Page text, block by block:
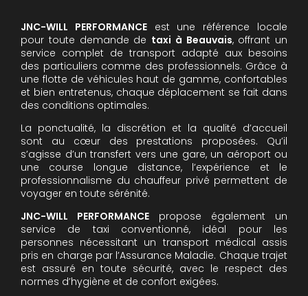
JNC-WILL PERFORMANCEest une référence locale
pour toute demande de taxi à Beauvais, offrant un
service complet de transport adapté aux besoins
des particuliers comme des professionnels. Grâce à
une flotte de véhicules haut de gamme, confortables
et bien entretenus, chaque déplacement se fait dans
des conditions optimales.
La ponctualité, la discrétion et la qualité d’accueil
sont au cœur des prestations proposées. Qu’il
s’agisse d’un transfert vers une gare, un aéroport ou
une course longue distance, l’expérience et le
professionnalisme du chauffeur privé permettent de
voyager en toute sérénité.
JNC-WILL PERFORMANCE propose également un
service de taxi conventionné, idéal pour les
personnes nécessitant un transport médical assis
pris en charge par l’Assurance Maladie. Chaque trajet
est assuré en toute sécurité, avec le respect des
normes d’hygiène et de confort exigées.